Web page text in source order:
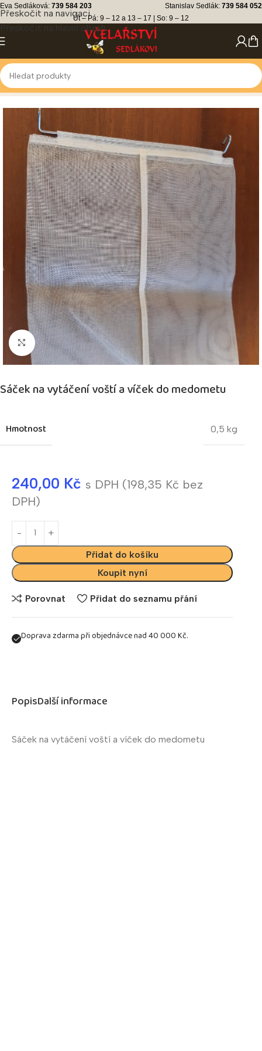
Přeskočit na navigaci
Přeskočit na hlavní obsah
Eva Sedláková: 739 584 203 Stanislav Sedlák: 739 584 052
Út – Pá: 9 – 12 a 13 – 17 | So: 9 – 12
Kliknutím zvětšíte
Sáček na vytáčení voští a víček do medometu
Hmotnost 0,5 kg
240,00 Kč s DPH (198,35 Kč bez
DPH)
Přidat do košíku
Koupit nyní
Porovnat Přidat do seznamu přání
Doprava zdarma při objednávce nad 40 000 Kč.
PopisDalší informace
Sáček na vytáčení voští a víček do medometu